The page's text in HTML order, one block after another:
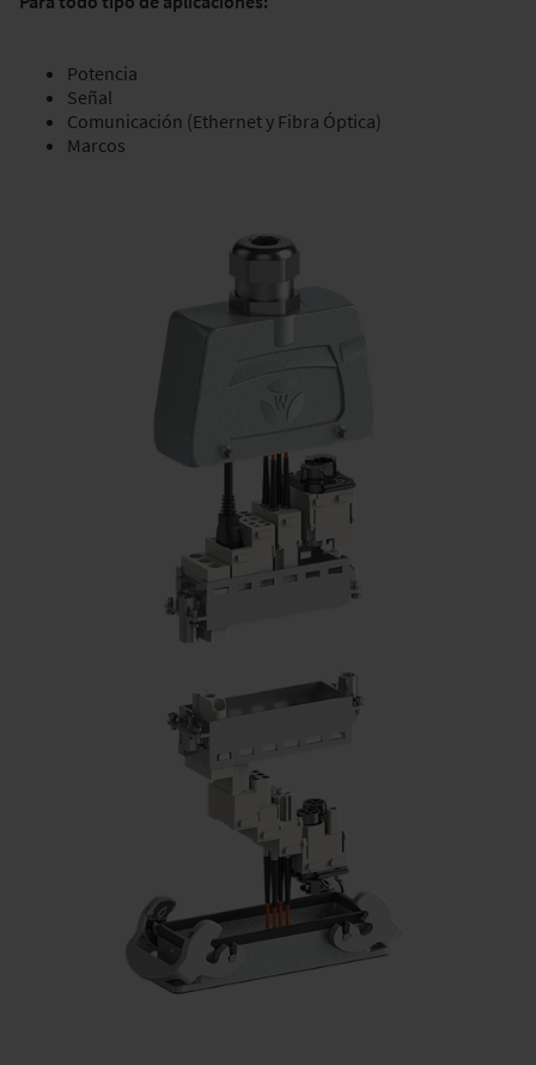
Potencia
Señal
Comunicación (Ethernet y Fibra Óptica)
Marcos